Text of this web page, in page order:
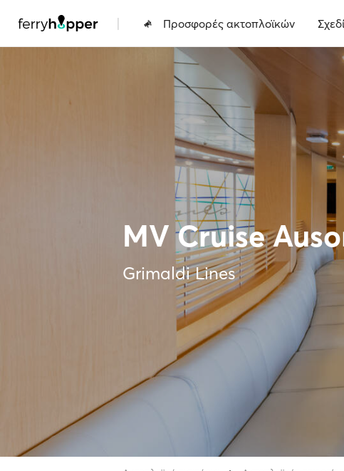
| Προσφορές ακτοπλοϊκών
MV Cruise
Grimaldi Lines